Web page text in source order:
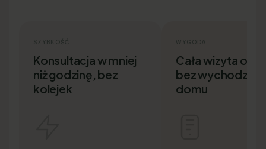
SZYBKOŚĆ
Konsultacja w mniej
niż godzinę, bez
kolejek
WYGODA
Cała wizyta
bez
domu